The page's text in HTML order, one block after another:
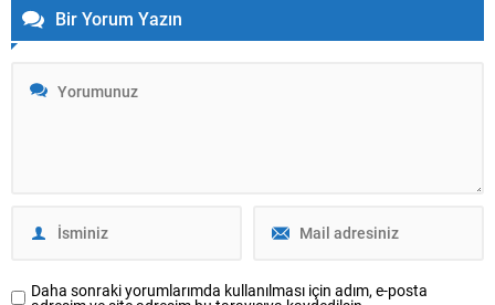
Bir Yorum Yazın
Daha sonraki yorumlarımda kullanılması için adım, e-posta